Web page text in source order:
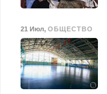
21 Июл, ОБЩЕСТВО